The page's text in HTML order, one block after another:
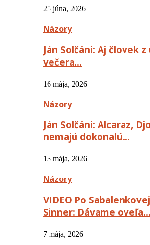
25 júna, 2026
Názory
Ján Solčáni: Aj človek z
večera…
16 mája, 2026
Názory
Ján Solčáni: Alcaraz,
nemajú dokonalú…
13 mája, 2026
Názory
VIDEO Po
Sinner: Dávame oveľa…
7 mája, 2026